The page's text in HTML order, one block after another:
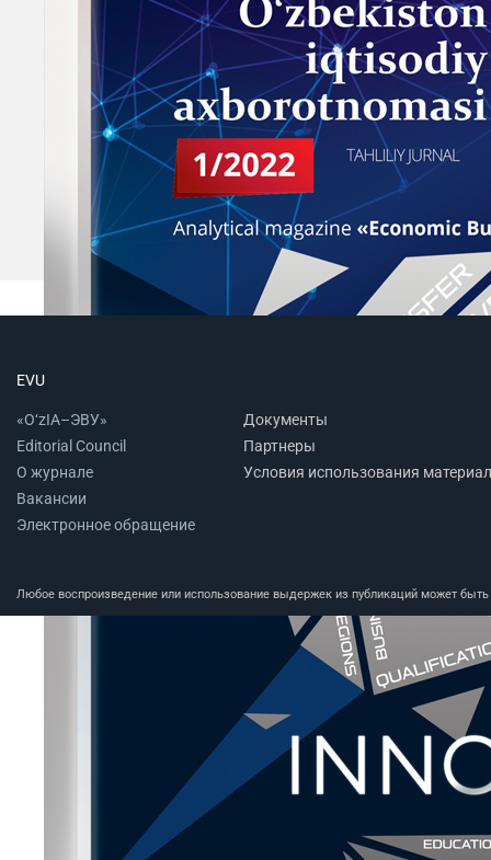
EVU
«O‘zIA–ЭВУ»
Editorial Council
О журнале
Вакансии
Электронное обращение
Документы
Партнеры
Условия использования
Любое воспроизведение или использование выдержек из публикаций может